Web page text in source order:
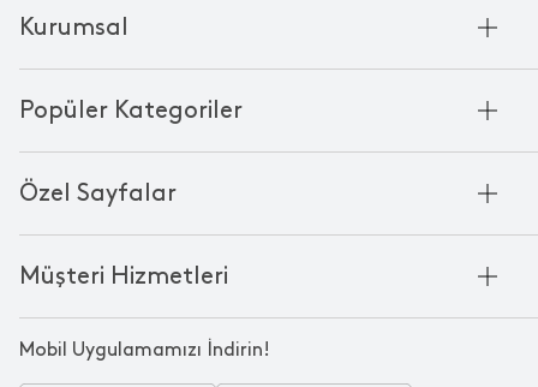
Popüler Kategoriler
Bornoz
Oda Kokusu
Özel Sayfalar
Black Friday
Sevgililer Günü
Kurumsal
Kurumsal Satış
Chakra Manifesto
Mağazalarımız
Çerez Politikası
Müşteri Hizmetleri
Kampanyalar
Mobil Uygulamamızı İndirin!